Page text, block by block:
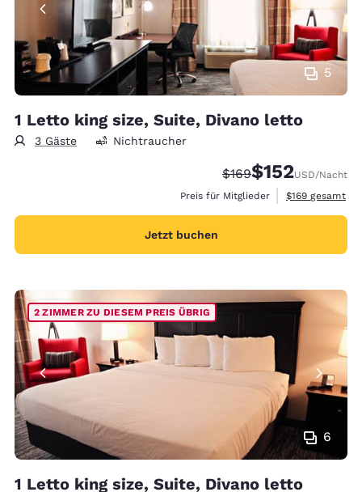
5
1 Letto king size, Suite, Divano letto
3 Gäste Nichtraucher
Durchgestrichener
$169Vergünstigter
$152USD/Nacht
Preis für Mitglieder
Geschätzte
$169 gesamt
Jetzt buchen
6
2 ZIMMER ZU DIESEM PREIS ÜBRIG
1 Letto king size, Suite, Divano letto